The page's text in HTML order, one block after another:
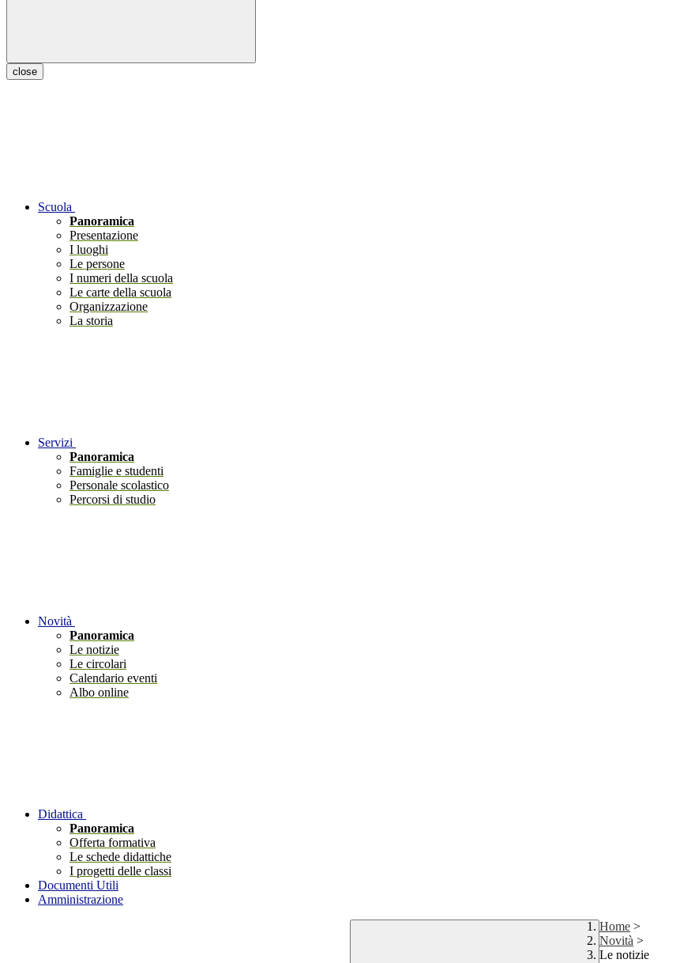
close
Scuola
Panoramica
Presentazione
I luoghi
Le persone
I numeri della scuola
Le carte della scuola
Organizzazione
La storia
Servizi
Panoramica
Famiglie e studenti
Personale scolastico
Percorsi di studio
Novità
Panoramica
Le notizie
Le circolari
Calendario eventi
Albo online
Didattica
Panoramica
Offerta formativa
Le schede didattiche
I progetti delle classi
Documenti Utili
Amministrazione
Home >
Novità >
Le notizie